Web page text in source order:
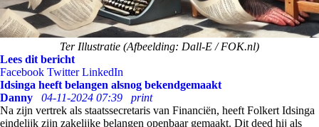
Ter Illustratie (Afbeelding: Dall-E / FOK.nl)
Lees dit bericht
Facebook Twitter LinkedIn
Idsinga heeft belangen alsnog bekendgemaakt
Danny
04-11-2024 07:39
print
Na zijn vertrek als staatssecretaris van Financiën, heeft Folkert Idsinga
eindelijk zijn zakelijke belangen openbaar gemaakt. Dit deed hij als